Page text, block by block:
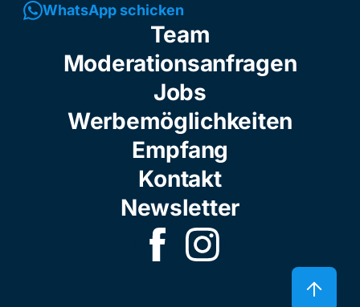
WhatsApp schicken
Team
Moderationsanfragen
Jobs
Werbemöglichkeiten
Empfang
Kontakt
Newsletter